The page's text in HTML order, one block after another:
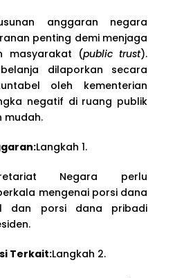
anggaran negara
penting demi menjaga
masyarakat (public trust).
dilaporkan secara
oleh kementerian
negatif di ruang publik
mudah.
Langkah 1.
Negara perlu
mengenai porsi dana
dan porsi dana pribadi
Terkait:Langkah 2.